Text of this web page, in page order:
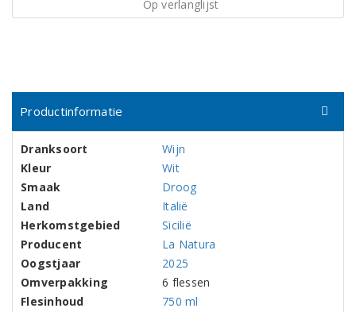
Op verlanglijst
Productinformatie
Dranksoort
Wijn
Kleur
Wit
Smaak
Droog
Land
Italië
Herkomstgebied
Sicilië
Producent
La Natura
Oogstjaar
2025
Omverpakking
6 flessen
Flesinhoud
750 ml